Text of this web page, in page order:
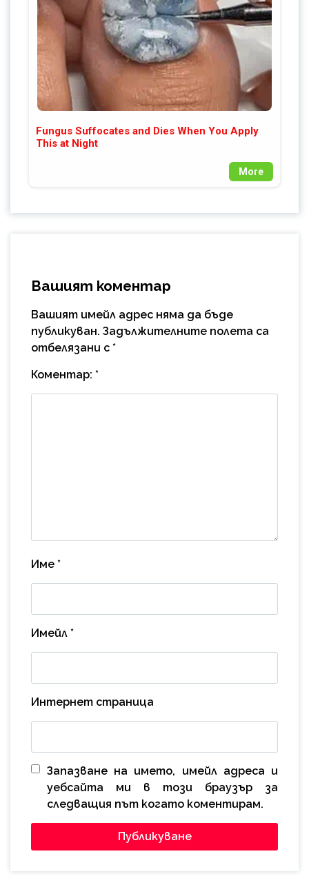
Fungus Suffocates and Dies When You Apply
This at Night
More
Вашият коментар
Вашият имейл адрес няма да бъде
публикуван. Задължителните полета са
отбелязани с *
Коментар: *
Име *
Имейл *
Интернет страница
Запазване на името, имейл адреса и
уебсайта ми в този браузър за
следващия път когато коментирам.